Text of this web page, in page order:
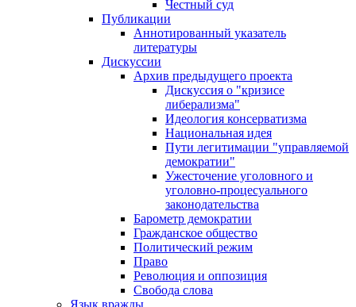
Честный суд
Публикации
Аннотированный указатель
литературы
Дискуссии
Архив предыдущего проекта
Дискуссия о "кризисе
либерализма"
Идеология консерватизма
Национальная идея
Пути легитимации "управляемой
демократии"
Ужесточение уголовного и
уголовно-процесуального
законодательства
Барометр демократии
Гражданское общество
Политический режим
Право
Революция и оппозиция
Свобода слова